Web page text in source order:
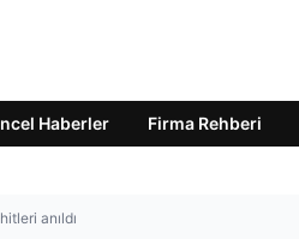
Haberler Firma Rehberi
anıldı